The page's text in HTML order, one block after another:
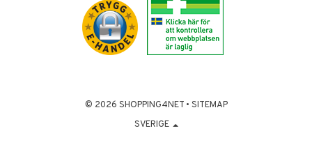
© 2026 SHOPPING4NET • SITEMAP
SVERIGE